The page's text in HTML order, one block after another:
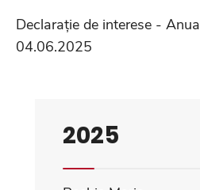
Declarație de interese -
04.06.2025
2025